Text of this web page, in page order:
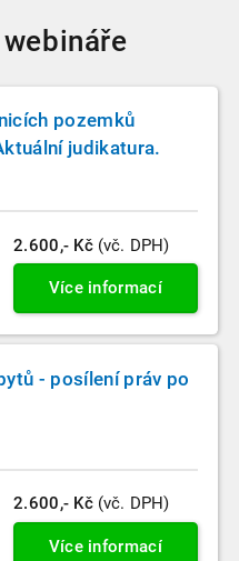
pozemků
judikatura.
2.600,- Kč (vč. DPH)
Více informací
- posílení práv po
2.600,- Kč (vč. DPH)
Více informací